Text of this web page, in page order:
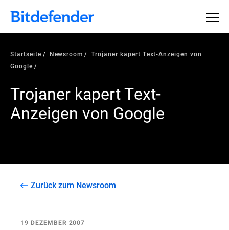
Startseite Newsroom
Trojaner kapert Text-Anzeigen von
Google
Trojaner kapert Text-
Anzeigen von Google
Zurück zum Newsroom
19 DEZEMBER 2007